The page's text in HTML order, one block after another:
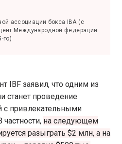
ассоциации бокса IBA (с
Международной федерации
го)
IBF заявил, что одним из
станет проведение
с привлекательными
на следующем
разыграть $2 млн, а на